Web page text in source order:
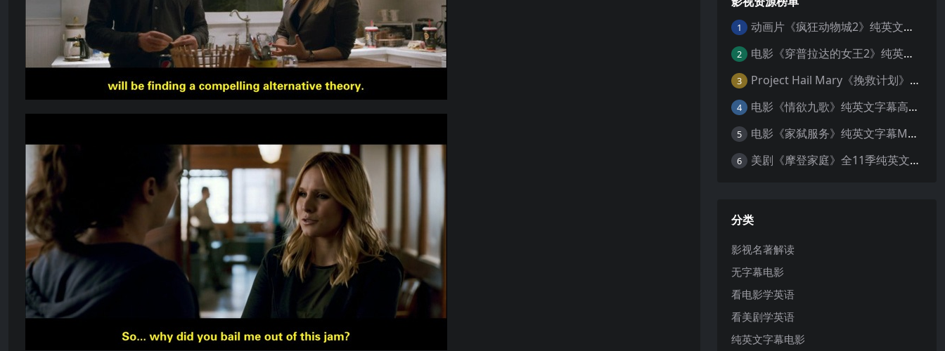
1 动画片《疯狂动物城2》纯英文字幕MP4下载
2 电影《穿普拉达的女王2》纯英文字幕MP4下载
3 Project Hail Mary《挽救计划》纯英文字幕科幻电影MP4下载
4 电影《情欲九歌》纯英文字幕高清MP4下载
5 电影《家弑服务》纯英文字幕MP4下载
6 美剧《摩登家庭》全11季纯英文字幕高清MP4下载
分类
影视名著解读
无字幕电影
看电影学英语
看美剧学英语
纯英文字幕电影